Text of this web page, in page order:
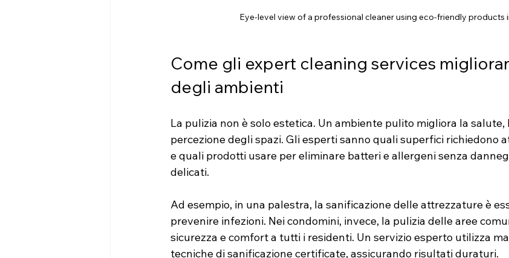
Eye-level view of a professional cleaner using eco-friendly products
Come gli expert cleaning services
degli ambienti
La pulizia non è solo estetica. Un ambiente pulito migliora la
percezione degli spazi. Gli esperti sanno quali superfici richiedono
e quali prodotti usare per eliminare batteri e allergeni senza
delicati.
Ad esempio, in una palestra, la sanificazione delle attrezzature è
prevenire infezioni. Nei condomini, invece, la pulizia delle aree
sicurezza e comfort a tutti i residenti. Un servizio esperto utilizza
tecniche di sanificazione certificate, assicurando risultati duraturi.